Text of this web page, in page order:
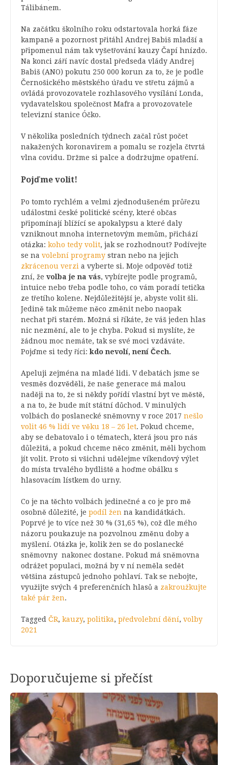
Tálibánem.
Na začátku školního roku odstartovala horká fáze
kampaně a pozornost přitáhl Andrej Babiš mladší a
připomenul nám tak vyšetřování kauzy Čapí hnízdo.
Na konci září navíc dostal předseda vlády Andrej
Babiš (ANO) pokutu 250 000 korun za to, že je podle
Černošického městského úřadu ve střetu zájmů a
ovládá provozovatele rozhlasového vysílání Londa,
vydavatelskou společnost Mafra a provozovatele
televizní stanice Óčko.
V několika posledních týdnech začal růst počet
nakažených koronavirem a pomalu se rozjela čtvrtá
vlna covidu. Držme si palce a dodržujme opatření.
Pojďme volit!
Po tomto rychlém a velmi zjednodušeném průřezu
událostmi české politické scény, které občas
připomínají blížící se apokalypsu a které daly
vzniknout mnoha internetovým memům, přichází
otázka: koho tedy volit, jak se rozhodnout? Podívejte
se na volební programy stran nebo na jejich
zkrácenou verzi a vyberte si. Moje odpověď totiž
zní, že volba je na vás, vybírejte podle programů,
intuice nebo třeba podle toho, co vám poradí tetička
ze třetího kolene. Nejdůležitější je, abyste volit šli.
Jedině tak můžeme něco změnit nebo naopak
nechat při starém. Možná si říkáte, že váš jeden hlas
nic nezmění, ale to je chyba. Pokud si myslíte, že
žádnou moc nemáte, tak se své moci vzdáváte.
Pojďme si tedy říci:kdo nevolí, není Čech.
Apeluji zejména na mladé lidi. V debatách jsme se
vesměs dozvěděli, že naše generace má malou
naději na to, že si někdy pořídí vlastní byt ve městě,
a na to, že bude mít státní důchod. V minulých
volbách do poslanecké sněmovny v roce 2017 nešlo
volit 46 % lidí ve věku 18 – 26 let. Pokud chceme,
aby se debatovalo i o tématech, která jsou pro nás
důležitá, a pokud chceme něco změnit, měli bychom
jít volit. Proto si všichni udělejme víkendový výlet
do místa trvalého bydliště a hoďme obálku s
hlasovacím lístkem do urny.
Co je na těchto volbách jedinečné a co je pro mě
osobně důležité, je podíl žen na kandidátkách.
Poprvé je to více než 30 % (31,65 %), což dle mého
názoru poukazuje na pozvolnou změnu doby a
myšlení. Otázka je, kolik žen se do poslanecké
sněmovny nakonec dostane. Pokud má sněmovna
odrážet populaci, možná by v ní neměla sedět
většina zástupců jednoho pohlaví. Tak se nebojte,
využijte svých 4 preferenčních hlasů a zakroužkujte
také pár žen.
Tagged ČR, kauzy, politika, předvolební dění, volby
2021
Doporučujeme si přečíst